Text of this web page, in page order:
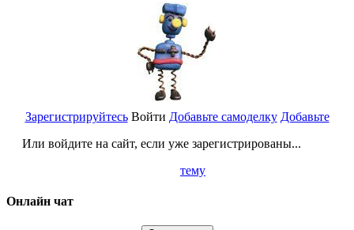
Зарегистрируйтесь
Или войдите на сайт, если уже зарегистрированы...
Войти Добавьте самоделку Добавьте
тему
Онлайн чат